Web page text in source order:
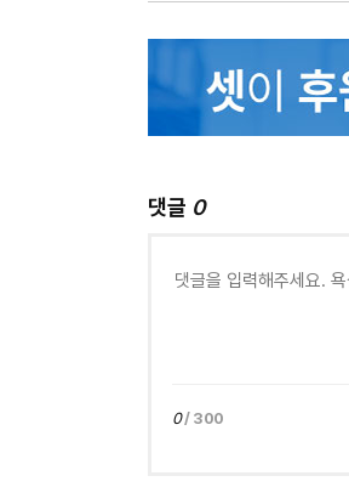
댓글 0
0/ 300